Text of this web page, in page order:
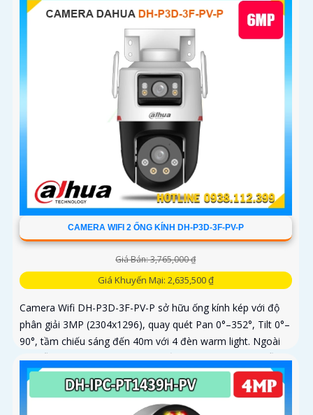
CAMERA WIFI 2 ỐNG KÍNH DH-P3D-3F-PV-P
Giá Bán: 3,765,000 ₫
Giá Khuyến Mại: 2,635,500 ₫
Camera Wifi DH-P3D-3F-PV-P sở hữu ống kính kép với độ
phân giải 3MP (2304x1296), quay quét Pan 0°–352°, Tilt 0°–
90°, tầm chiếu sáng đến 40m với 4 đèn warm light. Ngoài
ra, mẫu camera này còn đạt chuẩn chống nước IP66, hỗ trợ
thẻ nhớ tối đa 256GB, kết nối Wi-Fi 2